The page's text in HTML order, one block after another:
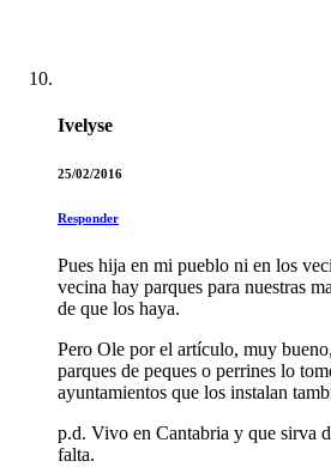
Ivelyse
25/02/2016
Responder
Pues hija en mi pueblo ni en los
vecina hay parques para nuestras
de que los haya.
Pero Ole por el artículo, muy
parques de peques o perrines lo
ayuntamientos que los instalan
p.d. Vivo en Cantabria y que sirva
falta.